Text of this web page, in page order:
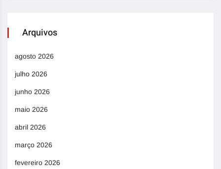
Arquivos
agosto 2026
julho 2026
junho 2026
maio 2026
abril 2026
março 2026
fevereiro 2026